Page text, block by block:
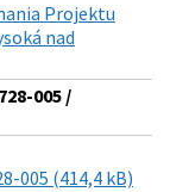
Projektu
nad
005 /
005 (414,4 kB)